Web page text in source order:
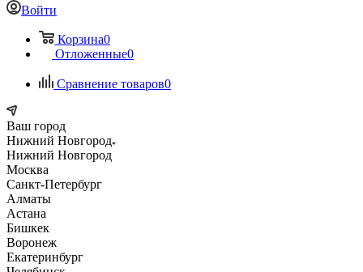
Войти
Корзина0
Отложенные0
Сравнение товаров0
Ваш город
Нижний Новгород
Нижний Новгород
Москва
Санкт-Петербург
Алматы
Астана
Бишкек
Воронеж
Екатеринбург